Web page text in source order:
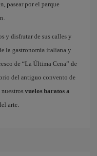
pasear por el parque
y disfrutar de sus calles y
la gastronomía italiana y
de “La Última Cena” de
del antiguo convento de
vuelos baratos a
arte.